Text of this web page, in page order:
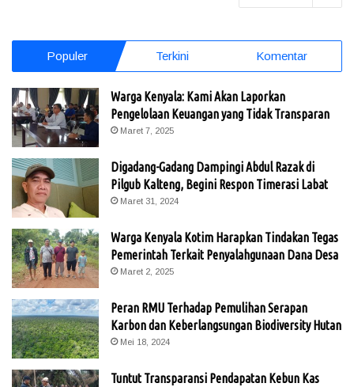
Populer Terkini Komentar
Warga Kenyala: Kami Akan Laporkan
Pengelolaan Keuangan yang Tidak Transparan
Maret 7, 2025
Digadang-Gadang Dampingi Abdul Razak di
Pilgub Kalteng, Begini Respon Timerasi Labat
Maret 31, 2024
Warga Kenyala Kotim Harapkan Tindakan Tegas
Pemerintah Terkait Penyalahgunaan Dana Desa
Maret 2, 2025
Peran RMU Terhadap Pemulihan Serapan
Karbon dan Keberlangsungan Biodiversity Hutan
Mei 18, 2024
Tuntut Transparansi Pendapatan Kebun Kas